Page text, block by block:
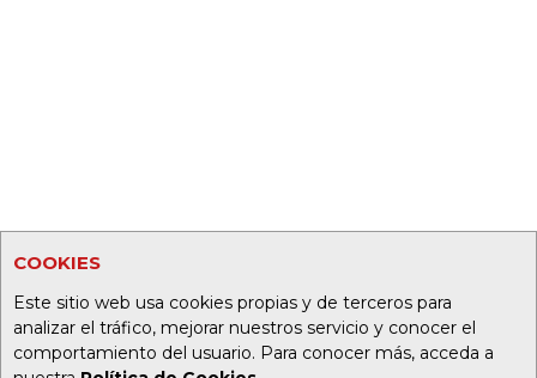
COOKIES
Este sitio web usa cookies propias y de terceros para
analizar el tráfico, mejorar nuestros servicio y conocer el
comportamiento del usuario. Para conocer más, acceda a